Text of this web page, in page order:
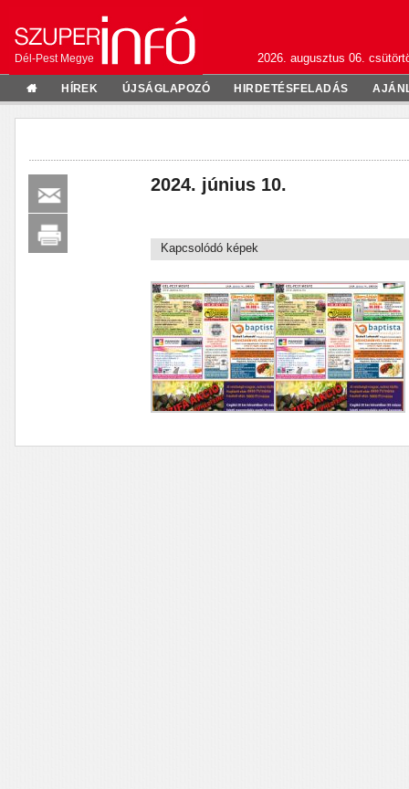
Dél-Pest Megye 2026. augusztus 06.
HÍREK ÚJSÁGLAPOZÓ HIRDETÉSFELADÁS
2024. június 10.
Kapcsolódó képek